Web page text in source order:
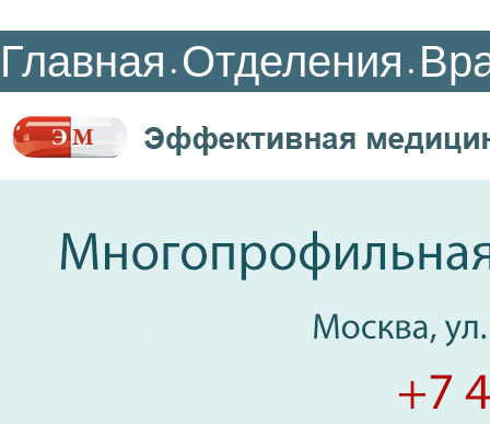
Главная • Отделения •